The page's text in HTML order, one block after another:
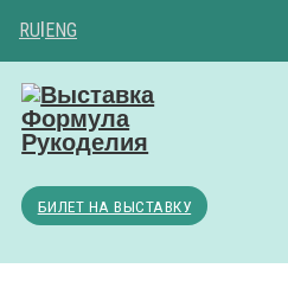
RU ENG
БИЛЕТ НА ВЫСТАВКУ